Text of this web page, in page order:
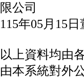
限公司
115年05月15
以上資料均由
由本系統對外